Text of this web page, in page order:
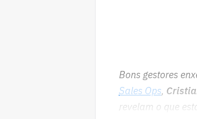
Bons gestores
Sales Ops,
revelam o que